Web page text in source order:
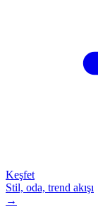
Keşfet
Stil, oda, trend akışı
→